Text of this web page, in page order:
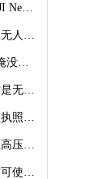
吗？
的应用
抗渍
方式”
间记录查验
电死亡
30万元